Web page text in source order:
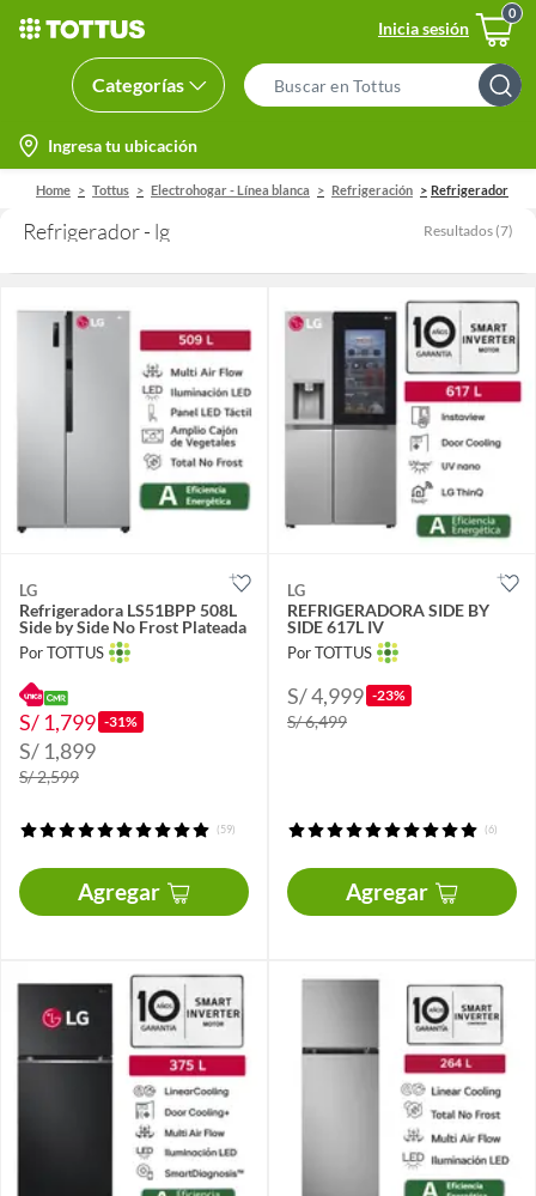
Inicia sesión
Categorías
Search
Bar
location-
icon
Ingresa tu ubicación
Home Tottus Electrohogar - Línea blanca Refrigeración Refrigerador
Refrigerador - lg Resultados (7)
LG
Refrigeradora LS51BPP 508L
Side by Side No Frost Plateada
Por TOTTUS
S/ 1,799 -31%
S/ 1,899
S/ 2,599
(59)
Agregar
LG
REFRIGERADORA SIDE BY
SIDE 617L IV
Por TOTTUS
S/ 4,999 -23%
S/ 6,499
(6)
Agregar